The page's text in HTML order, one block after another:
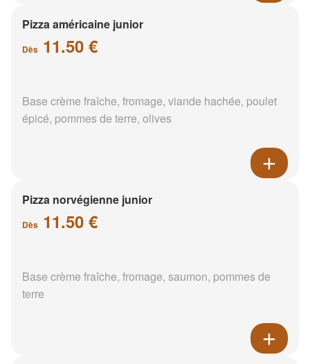
Pizza américaine junior
Dès 11.50 €
Base crème fraîche, fromage, viande hachée, poulet
épicé, pommes de terre, olives
Pizza norvégienne junior
Dès 11.50 €
Base crème fraîche, fromage, saumon, pommes de
terre